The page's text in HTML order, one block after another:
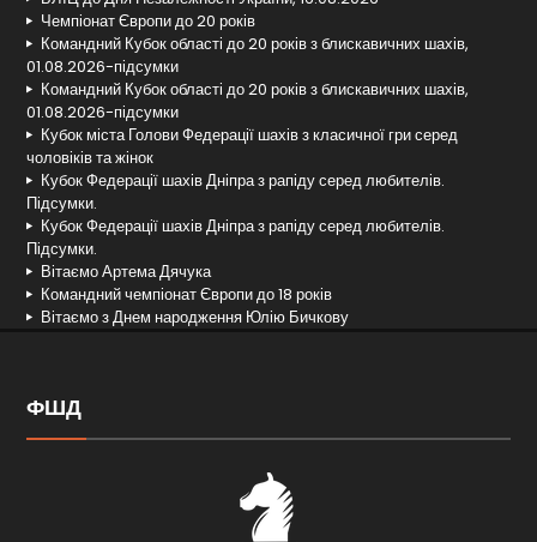
Чемпіонат Європи до 20 років
Командний Кубок області до 20 років з блискавичних шахів,
01.08.2026-підсумки
Командний Кубок області до 20 років з блискавичних шахів,
01.08.2026-підсумки
Кубок міста Голови Федерації шахів з класичної гри серед
чоловіків та жінок
Кубок Федерації шахів Дніпра з рапіду серед любителів.
Підсумки.
Кубок Федерації шахів Дніпра з рапіду серед любителів.
Підсумки.
Вітаємо Артема Дячука
Командний чемпіонат Європи до 18 років
Вітаємо з Днем народження Юлію Бичкову
ФШД